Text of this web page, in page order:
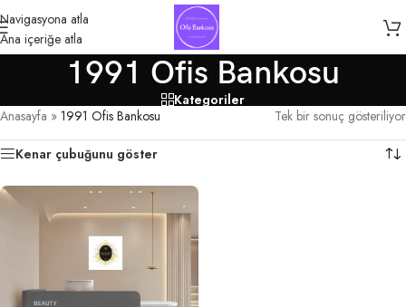
Navigasyona atla
Ana içeriğe atla
1991 Ofis Bankosu
Kategoriler
Anasayfa » 1991 Ofis Bankosu Tek bir sonuç gösteriliyor
Kenar çubuğunu göster